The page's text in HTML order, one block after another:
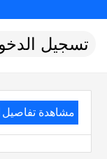
تسجيل
مشاهدة تفاصيل